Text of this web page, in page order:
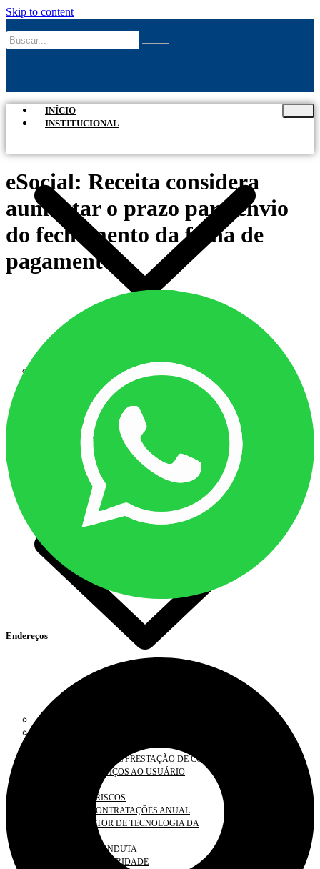
Skip to content
INÍCIO
INSTITUCIONAL
ELEIÇÕES 2025
SUBSEDES, DELEGACIAS E REPRESENTAÇÕES
LEGISLAÇÃO
LICITAÇÕES
PROGRAMAS E PROJETOS
RELATO INTEGRADO
GOVERNANÇA
TRANSPARÊNCIA E PRESTAÇÃO DE CONTAS
CARTA DE SERVIÇOS AO USUÁRIO
GESTÃO DE RISCOS
PLANO DE CONTRATAÇÕES ANUAL
PLANO DIRETOR DE TECNOLOGIA DA
CÓDIGO DE CONDUTA
PLANO DE INTEGRIDADE
eSocial: Receita considera
aumentar o prazo para envio
do fechamento da folha de
pagamento
Endereços